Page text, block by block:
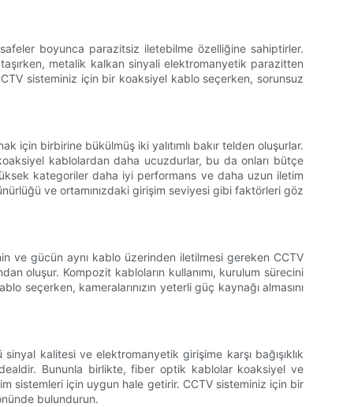
boyunca parazitsiz iletebilme özelliğine sahiptirler.
metalik kalkan sinyali elektromanyetik parazitten
sisteminiz için bir koaksiyel kablo seçerken, sorunsuz
için birbirine bükülmüş iki yalıtımlı bakır telden oluşurlar.
kablolardan daha ucuzdurlar, bu da onları bütçe
kategoriler daha iyi performans ve daha uzun iletim
ve ortamınızdaki girişim seviyesi gibi faktörleri göz
ve gücün aynı kablo üzerinden iletilmesi gereken CCTV
oluşur. Kompozit kabloların kullanımı, kurulum sürecini
seçerken, kameralarınızın yeterli güç kaynağı almasını
kalitesi ve elektromanyetik girişime karşı bağışıklık
Bununla birlikte, fiber optik kablolar koaksiyel ve
sistemleri için uygun hale getirir. CCTV sisteminiz için bir
bulundurun.